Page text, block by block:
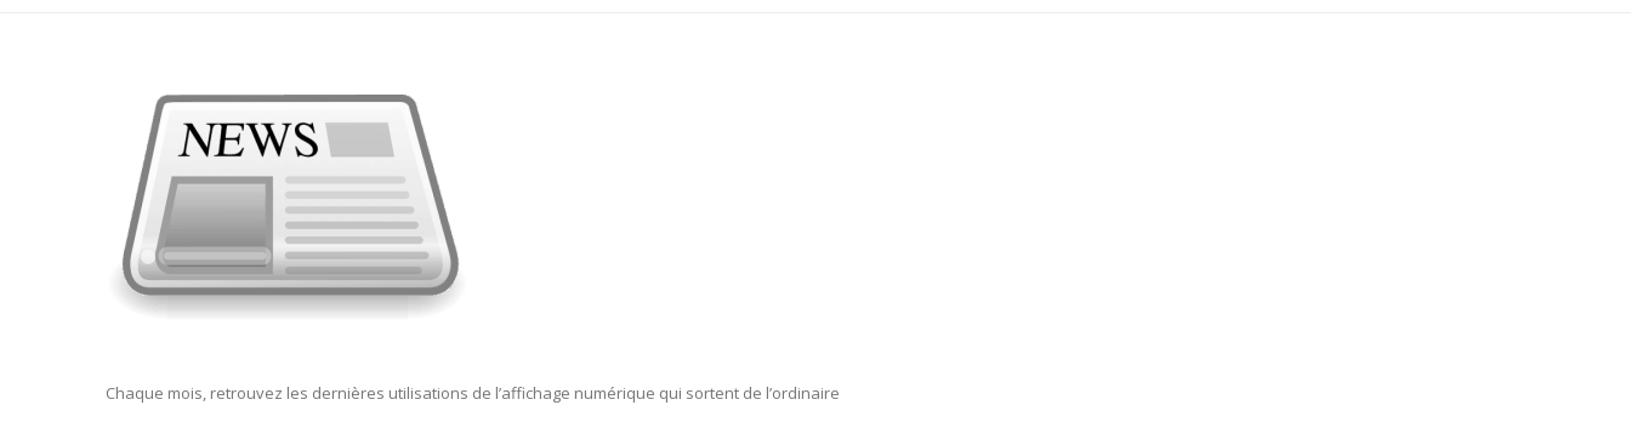
Chaque mois, retrouvez les dernières utilisations de l’affichage numérique qui sortent de l’ordinaire